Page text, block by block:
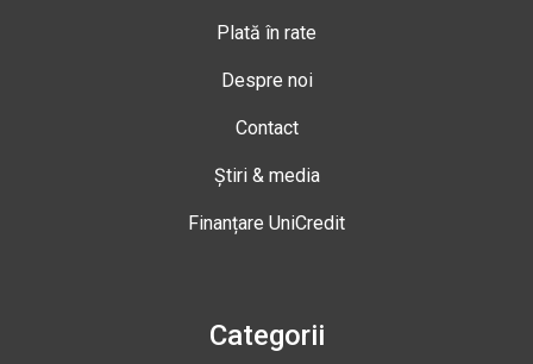
Plată în rate
Despre noi
Contact
Știri & media
Finanțare UniCredit
Categorii